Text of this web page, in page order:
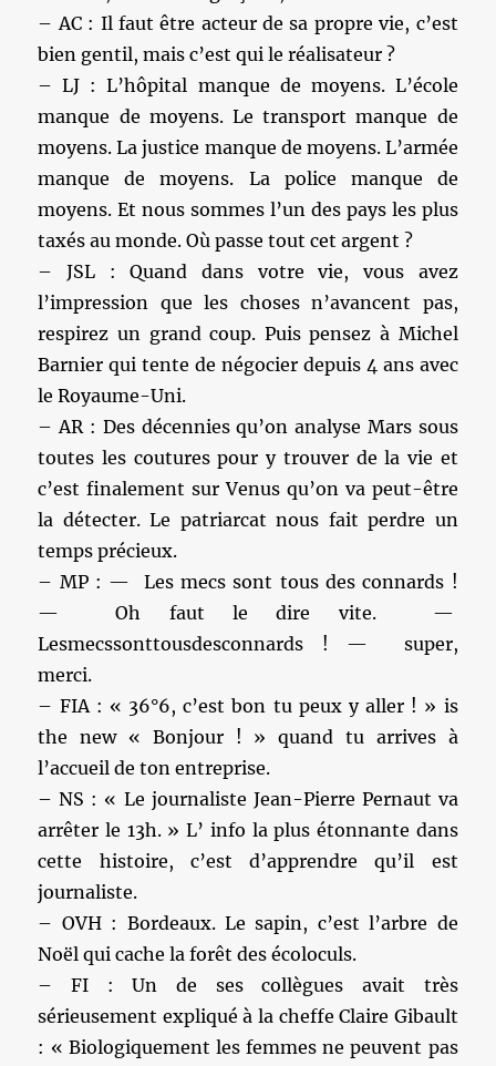
– AC : Il faut être acteur de sa propre vie, c’est
bien gentil, mais c’est qui le réalisateur ?
– LJ : L’hôpital manque de moyens. L’école
manque de moyens. Le transport manque de
moyens. La justice manque de moyens. L’armée
manque de moyens. La police manque de
moyens. Et nous sommes l’un des pays les plus
taxés au monde. Où passe tout cet argent ?
– JSL : Quand dans votre vie, vous avez
l’impression que les choses n’avancent pas,
respirez un grand coup. Puis pensez à Michel
Barnier qui tente de négocier depuis 4 ans avec
le Royaume-Uni.
– AR : Des décennies qu’on analyse Mars sous
toutes les coutures pour y trouver de la vie et
c’est finalement sur Venus qu’on va peut-être
la détecter. Le patriarcat nous fait perdre un
temps précieux.
– MP : — Les mecs sont tous des connards !
— Oh faut le dire vite. —
Lesmecssonttousdesconnards ! — super,
merci.
– FIA : « 36°6, c’est bon tu peux y aller ! » is
the new « Bonjour ! » quand tu arrives à
l’accueil de ton entreprise.
– NS : « Le journaliste Jean-Pierre Pernaut va
arrêter le 13h. » L’ info la plus étonnante dans
cette histoire, c’est d’apprendre qu’il est
journaliste.
– OVH : Bordeaux. Le sapin, c’est l’arbre de
Noël qui cache la forêt des écoloculs.
– FI : Un de ses collègues avait très
sérieusement expliqué à la cheffe Claire Gibault
: « Biologiquement les femmes ne peuvent pas